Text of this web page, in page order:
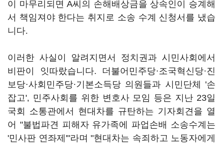
이 마무리되면 A씨의 손해배상금을 상속인이 승계해
서 책임져야 한다는 취지로 소송 수계 신청서를 냈습
니다.
이러한 사실이 알려지면서 정치권과 시민사회에서
비판이 잇따랐습니다. 더불어민주당·조국혁신당·진
보당·사회민주당·기본소득당 의원들과 시민단체 '손
잡고', 민주사회를 위한 변호사 모임 등은 지난 23일
국회 소통관에서 현대차를 규탄하는 기자회견을 열
어 "불법파견 피해자 유가족에 파업손배 소송수계는
'민사판 연좌제'"라며 "현대차는 속죄하고 노동자에게